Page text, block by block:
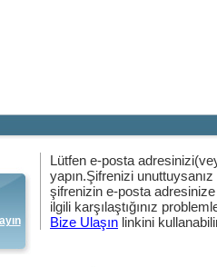
Lütfen e-posta
yapın.Şifrenizi
şifrenizin e-posta
ilgili karşılaştığınız
Bize Ulaşın linkini